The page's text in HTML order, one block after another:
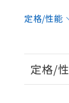
定格/性能
定格/